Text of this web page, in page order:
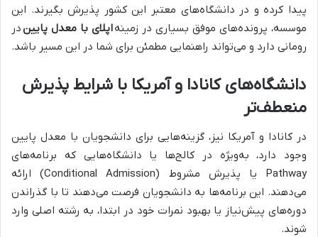
پیدا کرده و در دانشگاه‌های معتبر این کشور پذیرش بگیرند. این
موسسه، پرونده‌های موفق بسیاری در زمینهاپلای با معدل پاییندر
رومانی دارد و می‌تواند راهنمایی مطمئن برای شما در این مسیر باشد.
دانشگاه‌های کانادا و آمریکا با شرایط پذیرش
منعطف‌تر
در کانادا و آمریکا نیز، گزینه‌هایی برای دانشجویان با معدل پایین
وجود دارد، به‌ویژه در کالج‌ها یا دانشگاه‌هایی که برنامه‌های
Pathway یا پذیرش مشروط (Conditional Admission) ارائه
می‌دهند. این برنامه‌ها به دانشجویان فرصت می‌دهند تا با گذراندن
دوره‌های پیش‌نیاز یا بهبود نمرات خود در ابتدا، به رشته اصلی وارد
شوند.